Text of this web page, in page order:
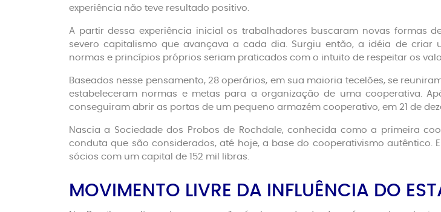
experiência não teve resultado positivo.
A partir dessa experiência inicial os trabalhadores buscaram novas formas
severo capitalismo que avançava a cada dia. Surgiu então, a idéia de
normas e princípios próprios seriam praticados com o intuito de respeitar os
Baseados nesse pensamento, 28 operários, em sua maioria tecelões, se
estabeleceram normas e metas para a organização de uma cooperativa.
conseguiram abrir as portas de um pequeno armazém cooperativo, em 21 de
Nascia a Sociedade dos Probos de Rochdale, conhecida como a primeira
conduta que são considerados, até hoje, a base do cooperativismo autêntico.
sócios com um capital de 152 mil libras.
MOVIMENTO LIVRE DA INFLUÊNCIA DO